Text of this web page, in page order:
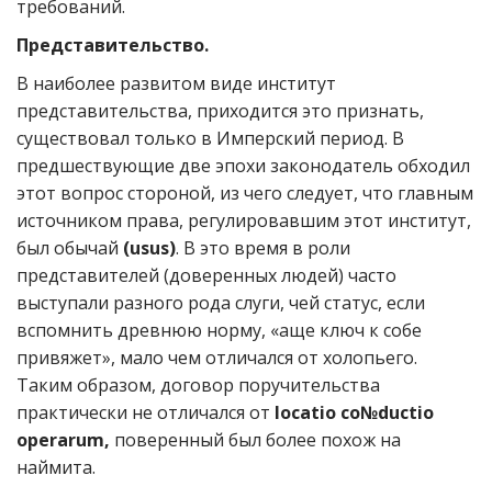
требований.
Представительство.
В наиболее развитом виде институт
представительства, приходится это признать,
существовал только в Имперский период. В
предшествующие две эпохи законодатель обходил
этот вопрос стороной, из чего следует, что главным
источником права, регулировавшим этот институт,
был обычай (usus). В это время в роли
представителей (доверенных людей) часто
выступали разного рода слуги, чей статус, если
вспомнить древнюю норму, «аще ключ к собе
привяжет», мало чем отличался от холопьего.
Таким образом, договор поручительства
практически не отличался от locatio co№ductio
operarum, поверенный был более похож на
наймита.